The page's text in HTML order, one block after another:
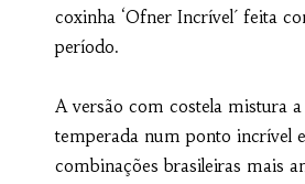
coxinha ‘Ofner Incrível´ feita
período.
A versão com costela mistura
temperada num ponto incrível
combinações brasileiras mais